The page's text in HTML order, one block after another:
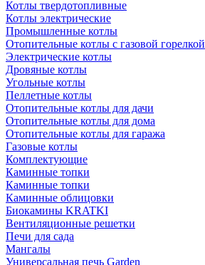
Котлы твердотопливные
Котлы электрические
Промышленные котлы
Отопительные котлы с газовой горелкой
Электрические котлы
Дровяные котлы
Угольные котлы
Пеллетные котлы
Отопительные котлы для дачи
Отопительные котлы для дома
Отопительные котлы для гаража
Газовые котлы
Комплектующие
Каминные топки
Каминные топки
Каминные облицовки
Биокамины KRATKI
Вентиляционные решетки
Печи для сада
Мангалы
Универсальная печь Garden